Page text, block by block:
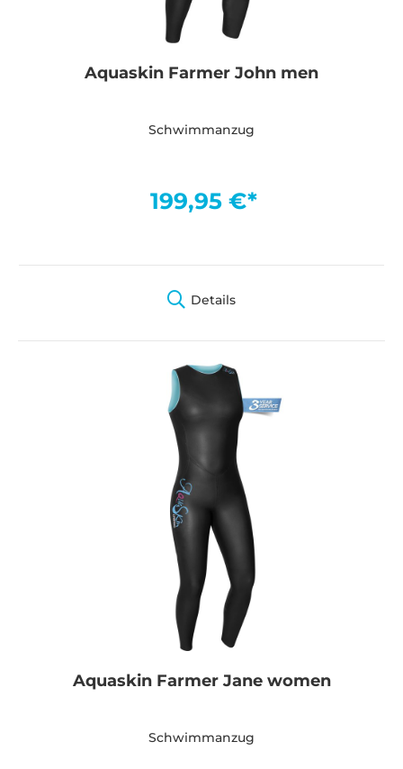
Aquaskin Farmer John men
Schwimmanzug
199,95 €*
Details
Aquaskin Farmer Jane women
Schwimmanzug